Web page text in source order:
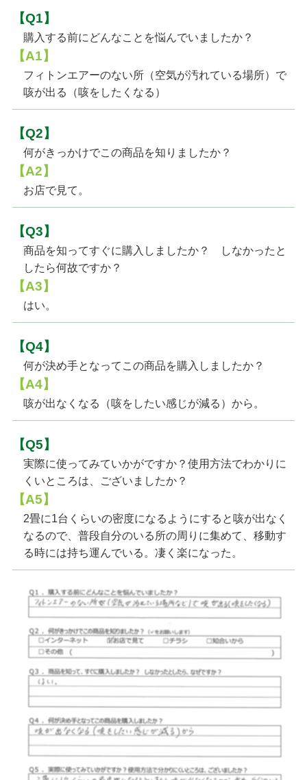
【Q1】
購入する前にどんなことを悩んでいましたか？
【A1】
フィトンエアーのない所（空気が汚れている場所）で
咳が出る（咳をしたくなる）
【Q2】
何がきっかけでこの商品を知りましたか？
【A2】
お店で見て。
【Q3】
商品を知ってすぐに購入しましたか？ しなかったと
したら何故ですか？
【A3】
はい。
【Q4】
何が決め手となってこの商品を購入しましたか？
【A4】
咳が出なくなる（咳をしたい感じが減る）から。
【Q5】
実際に使ってみていかがですか？使用方法でわかりに
くいところは、ございましたか？
【A5】
2畳に1台くらいの密度になるようにすると咳が出なく
なるので、普段自分のいる所の周りに集めて、移動す
る時には持ち運んでいる。凄く楽になった。